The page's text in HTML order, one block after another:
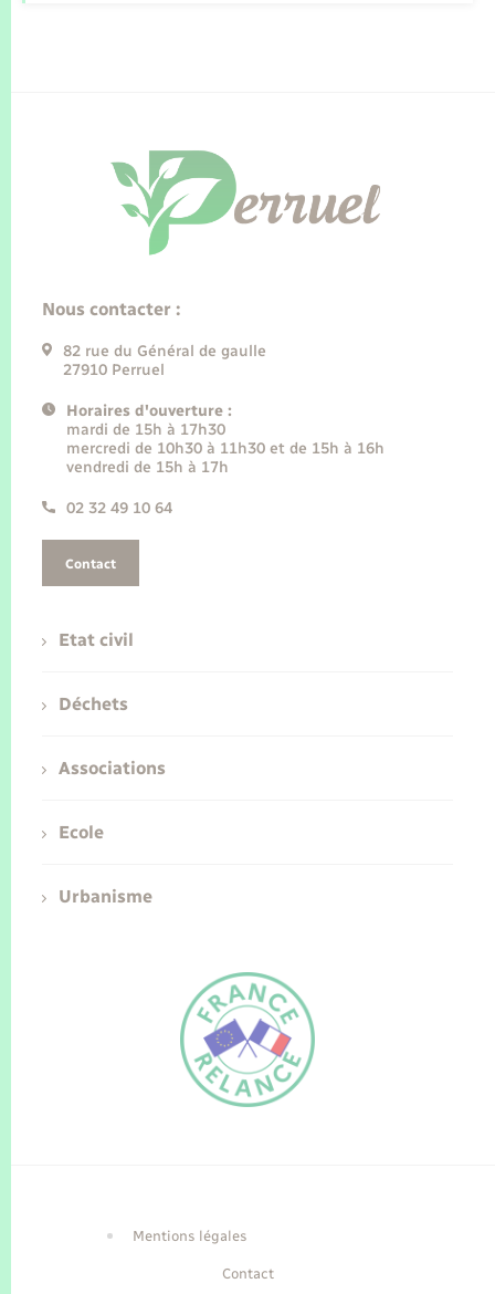
Nous contacter :
82 rue du Général de gaulle
27910 Perruel
Horaires d'ouverture :
mardi de 15h à 17h30
mercredi de 10h30 à 11h30 et de 15h à 16h
vendredi de 15h à 17h
02 32 49 10 64
Contact
Etat civil
Déchets
Associations
Ecole
Urbanisme
Mentions légales
Contact